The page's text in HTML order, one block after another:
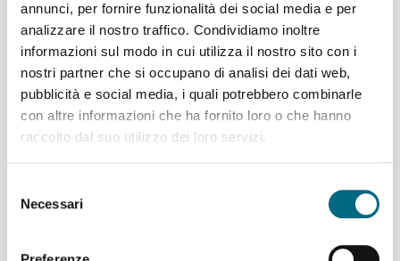
annunci, per fornire funzionalità dei social media e per
analizzare il nostro traffico. Condividiamo inoltre
informazioni sul modo in cui utilizza il nostro sito con i
nostri partner che si occupano di analisi dei dati web,
pubblicità e social media, i quali potrebbero combinarle
con altre informazioni che ha fornito loro o che hanno
raccolto dal suo utilizzo dei loro servizi.
delNecessari
05/10/07 9:30
Variazione alla viabilità della linea 53 per la chiusura di
via Borzoli venerdì 5, lunedì 8 e martedì 9 ottobre 2007
In seguito all'interdizione al transito veicolare di un tratto di
via Borzoli per l'effettuazione di lavori stradali, venerdì 5,
lunedì 8 e martedì 9 ottobre 2007...
03/10/07 18:00
In seguito al completamento dei lavori della società AMGA
IRIDE il servizio della ferrovia a cremagliera Principe -